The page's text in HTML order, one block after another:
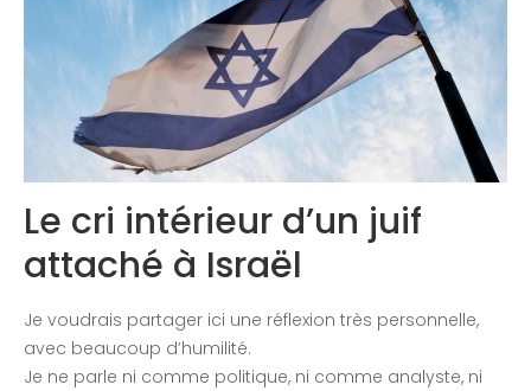
Congrès 2019
Congrès 2020
Le cri intérieur d’un juif
attaché à Israël
Je voudrais partager ici une réflexion très personnelle,
avec beaucoup d’humilité.
Je ne parle ni comme politique, ni comme analyste, ni